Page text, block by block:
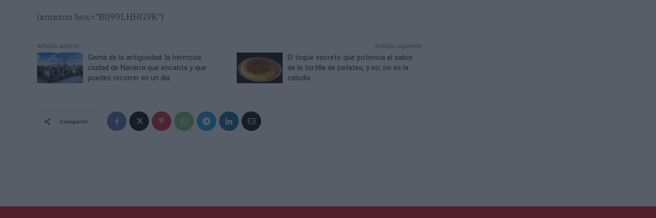
[amazon box="B099LHHG9K"]
Artículo anterior
Gema de la antigüedad: la hermosa
ciudad de Navarra que encanta y que
puedes recorrer en un día
Artículo siguiente
El toque secreto que potencia el sabor
de la tortilla de patatas, y no, no es la
cebolla
Compartir